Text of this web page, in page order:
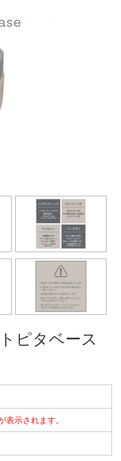
ピタベース
表示されます。